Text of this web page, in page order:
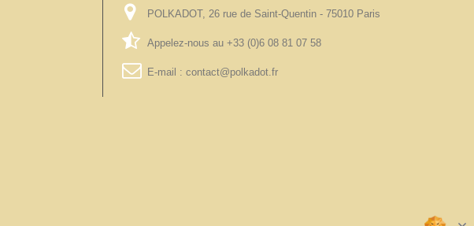
POLKADOT, 26 rue de Saint-Quentin - 75010 Paris
Appelez-nous au +33 (0)6 08 81 07 58
E-mail : contact@polkadot.fr